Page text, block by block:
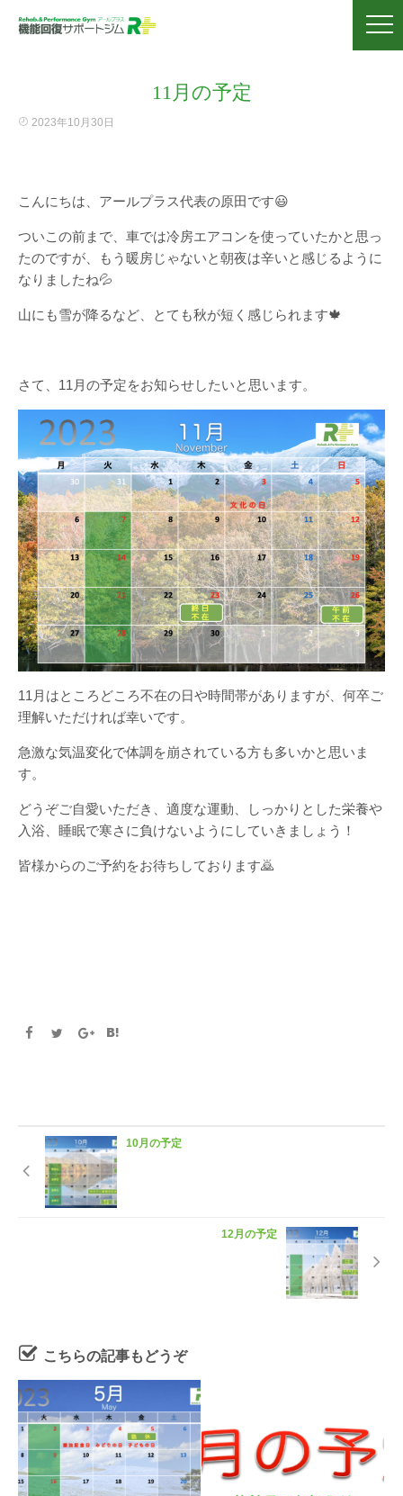
11月の予定
2023年10月30日
こんにちは、アールプラス代表の原田です😃
ついこの前まで、車では冷房エアコンを使っていたかと思っ
たのですが、もう暖房じゃないと朝夜は辛いと感じるように
なりましたね💦
山にも雪が降るなど、とても秋が短く感じられます🍁
さて、11月の予定をお知らせしたいと思います。
11月はところどころ不在の日や時間帯がありますが、何卒ご
理解いただければ幸いです。
急激な気温変化で体調を崩されている方も多いかと思いま
す。
どうぞご自愛いただき、適度な運動、しっかりとした栄養や
入浴、睡眠で寒さに負けないようにしていきましょう！
皆様からのご予約をお待ちしております🙇
10月の予定
12月の予定
こちらの記事もどうぞ